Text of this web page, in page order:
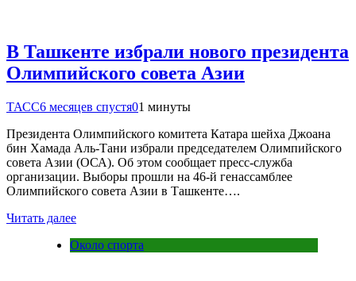
В Ташкенте избрали нового президента
Олимпийского совета Азии
ТАСС6 месяцев спустя01 минуты
Президента Олимпийского комитета Катара шейха Джоана
бин Хамада Аль-Тани избрали председателем Олимпийского
совета Азии (ОСА). Об этом сообщает пресс-служба
организации. Выборы прошли на 46-й генассамблее
Олимпийского совета Азии в Ташкенте….
Читать далее
Около спорта